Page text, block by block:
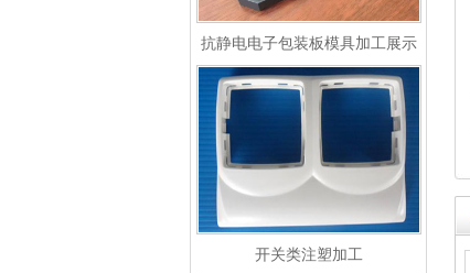
抗静电电子包装板模具加工展示
开关类注塑加工